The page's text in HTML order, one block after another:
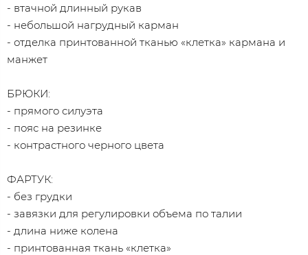
- втачной длинный рукав
- небольшой нагрудный карман
- отделка принтованной тканью «клетка» кармана и
манжет
БРЮКИ:
- прямого силуэта
- пояс на резинке
- контрастного черного цвета
ФАРТУК:
- без грудки
- завязки для регулировки объема по талии
- длина ниже колена
- принтованная ткань «клетка»